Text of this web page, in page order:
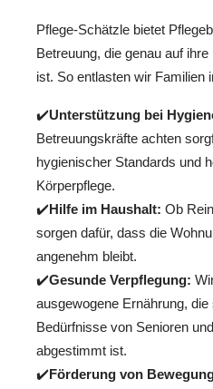
Pflege-Schätzle bietet
Betreuung, die genau auf
ist. So entlasten wir Familien
✔️Unterstützung bei
Betreuungskräfte achten
hygienischer Standards und
Körperpflege.
✔️Hilfe im Haushalt: Ob
sorgen dafür, dass die
angenehm bleibt.
✔️Gesunde Verpflegung:
ausgewogene Ernährung, die
Bedürfnisse von Senioren
abgestimmt ist.
✔️Förderung von